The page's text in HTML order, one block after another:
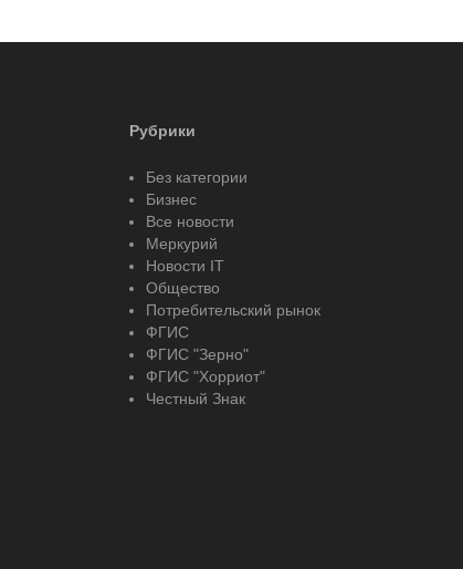
Рубрики
Без категории
Бизнес
Все новости
Меркурий
Новости IT
Общество
Потребительский рынок
ФГИС
ФГИС "Зерно"
ФГИС "Хорриот"
Честный Знак